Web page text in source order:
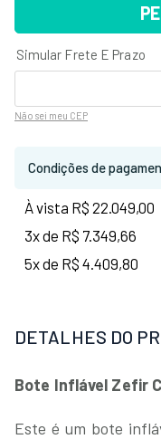
Não sei meu CEP
Condições de
À vista R$ 22.049,00
3x de R$ 7.349,66
5x de R$ 4.409,80
DETALHES DO
Bote Inflável Zefir
Este é um bote